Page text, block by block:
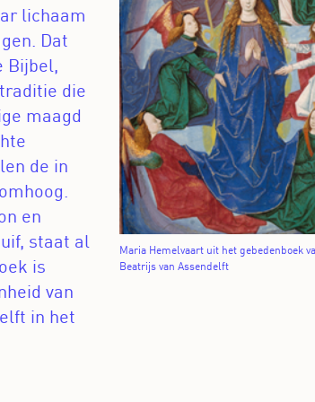
Maria Hemelvaart uit het gebedenboek
Beatrijs van Assendelft
lichaam
Dat
Bijbel,
die
maagd
de in
en
staat al
is
van
in het